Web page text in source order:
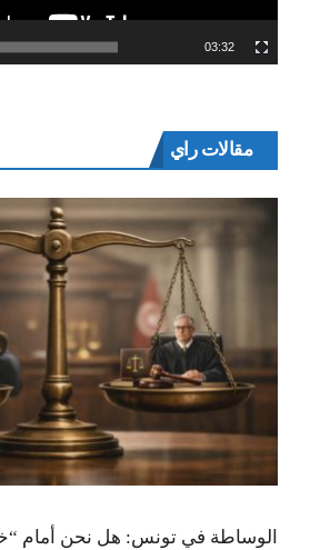
03:32
مقالات راي
الوساطة في تونس: هل نحن أمام